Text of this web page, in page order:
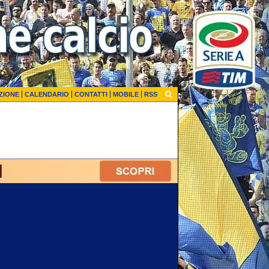
CALENDARIO CONTATTI MOBILE RSS